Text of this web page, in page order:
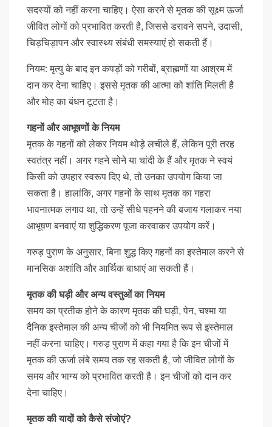
सदस्यों को नहीं करना चाहिए। ऐसा करने से मृतक की सूक्ष्म ऊर्जा
जीवित लोगों को प्रभावित करती है, जिससे डरावने सपने, उदासी,
चिड़चिड़ापन और स्वास्थ्य संबंधी समस्याएं हो सकती हैं।
नियम: मृत्यु के बाद इन कपड़ों को गरीबों, ब्राह्मणों या आश्रम में
दान कर देना चाहिए। इससे मृतक की आत्मा को शांति मिलती है
और मोह का बंधन टूटता है।
गहनों और आभूषणों के नियम
मृतक के गहनों को लेकर नियम थोड़े लचीले हैं, लेकिन पूरी तरह
स्वतंत्र नहीं। अगर गहने सोने या चांदी के हैं और मृतक ने स्वयं
किसी को उपहार स्वरूप दिए थे, तो उनका उपयोग किया जा
सकता है। हालांकि, अगर गहनों के साथ मृतक का गहरा
भावनात्मक लगाव था, तो उन्हें सीधे पहनने की बजाय गलाकर नया
आभूषण बनवाएं या शुद्धिकरण पूजा करवाकर उपयोग करें।
गरुड़ पुराण के अनुसार, बिना शुद्ध किए गहनों का इस्तेमाल करने से
मानसिक अशांति और आर्थिक बाधाएं आ सकती हैं।
मृतक की घड़ी और अन्य वस्तुओं का नियम
समय का प्रतीक होने के कारण मृतक की घड़ी, पेन, चश्मा या
दैनिक इस्तेमाल की अन्य चीजों को भी नियमित रूप से इस्तेमाल
नहीं करना चाहिए। गरुड़ पुराण में कहा गया है कि इन चीजों में
मृतक की ऊर्जा लंबे समय तक रह सकती है, जो जीवित लोगों के
समय और भाग्य को प्रभावित करती है। इन चीजों को दान कर
देना चाहिए।
मृतक की यादों को कैसे संजोएं?